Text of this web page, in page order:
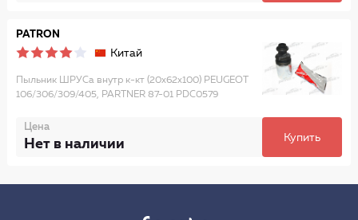
PATRON
Китай
Пыльник ШРУСа внутр к-кт (20x62x100) PEUGEOT
106/306/309/405, PARTNER 87-01 PDC0579
Цена
Нет в наличии Купить